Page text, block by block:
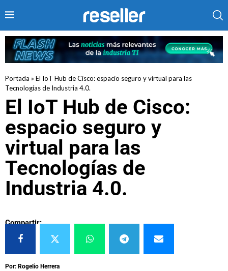
Portada » El IoT Hub de Cisco: espacio seguro y virtual para las
Tecnologías de Industria 4.0.
El IoT Hub de Cisco:
espacio seguro y
virtual para las
Tecnologías de
Industria 4.0.
Compartir:
Por: Rogelio Herrera